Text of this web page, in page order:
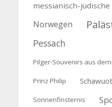
messianisch-
Norwegen
Pessach
Pilger-Souvenirs aus
Prinz Philip Schawuot
Sonnenfinsternis